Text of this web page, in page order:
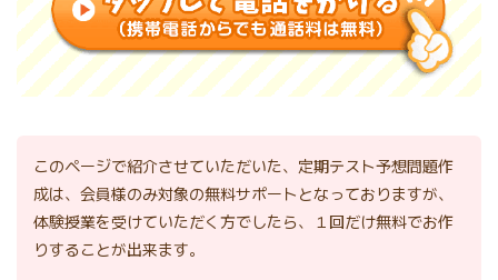
このページで紹介させていただいた、定期テスト予想問題作
成は、会員様のみ対象の無料サポートとなっておりますが、
体験授業を受けていただく方でしたら、１回だけ無料でお作
りすることが出来ます。